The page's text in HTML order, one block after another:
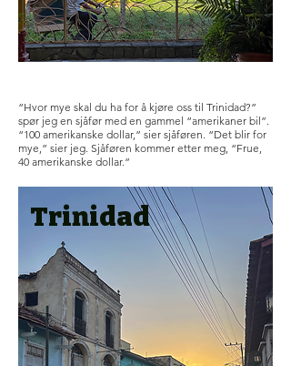
“Hvor mye skal du ha for å kjøre oss til Trinidad?”
spør jeg en sjåfør med en gammel “amerikaner bil”.
“100 amerikanske dollar,” sier sjåføren. “Det blir for
mye,” sier jeg. Sjåføren kommer etter meg, “Frue,
40 amerikanske dollar.”
Trinidad